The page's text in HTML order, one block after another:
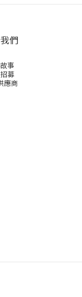
們
事
募
應商